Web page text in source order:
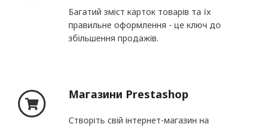
Багатий зміст карток товарів та їх
правильне оформлення - це ключ до
збільшення продажів.
Магазини Prestashop
Створіть свій інтернет-магазин на